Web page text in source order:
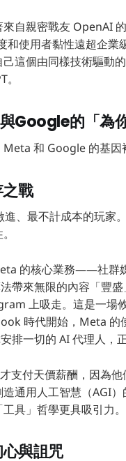
自親密戰友 OpenAI
和使用者黏性遠超企
這個由同樣技術驅動
Google的「為
和 Google 的基因
戰
進、最不計成本的玩
的核心業務——社
帶來無限的內容「豐
上吸走。這是一場
時代開始，Meta
排一切的 AI 代理人，
支付天價薪酬，因為
通用人工智慧（AGI
具」哲學更具吸引力。
與詛咒